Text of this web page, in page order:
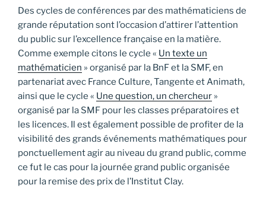
Des cycles de conférences par des mathématiciens de
grande réputation sont l’occasion d’attirer l’attention
du public sur l’excellence française en la matière.
Comme exemple citons le cycle « Un texte un
mathématicien » organisé par la BnF et la SMF, en
partenariat avec France Culture, Tangente et Animath,
ainsi que le cycle « Une question, un chercheur »
organisé par la SMF pour les classes préparatoires et
les licences. Il est également possible de profiter de la
visibilité des grands événements mathématiques pour
ponctuellement agir au niveau du grand public, comme
ce fut le cas pour la journée grand public organisée
pour la remise des prix de l’Institut Clay.